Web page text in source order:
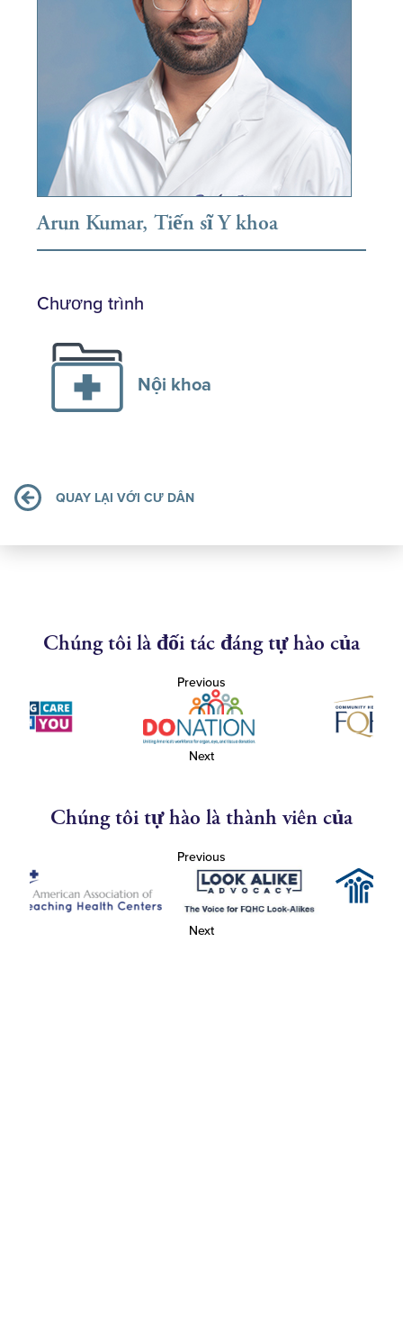
Arun Kumar, Tiến sĩ Y khoa
Chương trình
Nội khoa
QUAY LẠI VỚI CƯ DÂN
Chúng tôi là đối tác đáng tự hào của
Previous
Next
Chúng tôi tự hào là thành viên của
Previous
Next